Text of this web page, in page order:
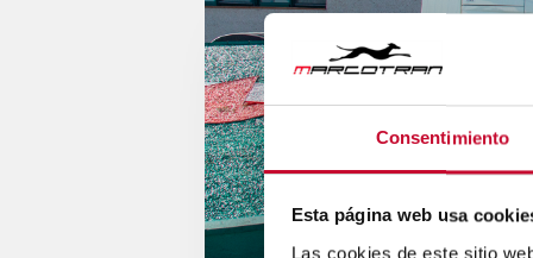
Consentimiento
Esta página web usa
Las cookies de este sitio